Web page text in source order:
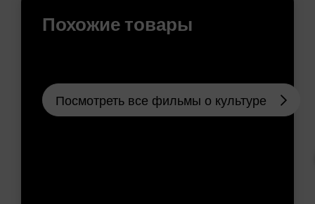
Похожие товары
Посмотреть все фильмы о культуре